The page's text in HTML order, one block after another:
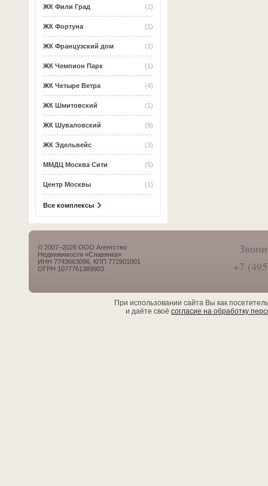
(1)
ЖК Фили Град
(1)
ЖК Фортуна
(1)
ЖК Французский дом
(1)
ЖК Чемпион Парк
(4)
ЖК Четыре Ветра
(1)
ЖК Шмитовский
(9)
ЖК Шуваловский
(3)
ЖК Эдельвейс
(5)
ММДЦ Москва Сити
(1)
Центр Москвы
Все комплексы
© 2007–2026 ООО Агентство
Недвижимости «Славянка»
ИНН 7743663096, КПП 772901001
ОГРН 1077761389903
+7
При использовании сайта Вы как
и даёте своё согласие на обработку